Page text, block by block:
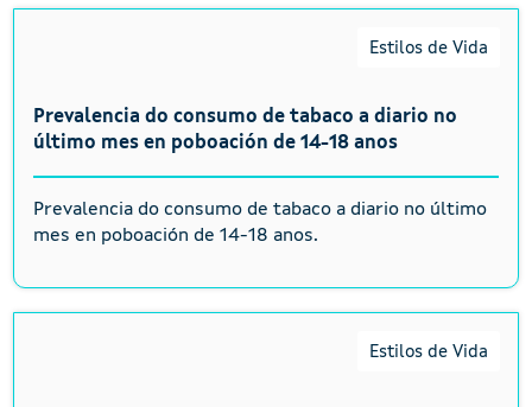
Estilos de Vida
Prevalencia do consumo de tabaco a diario no
último mes en poboación de 14-18 anos
Prevalencia do consumo de tabaco a diario no último
mes en poboación de 14-18 anos.
Estilos de Vida